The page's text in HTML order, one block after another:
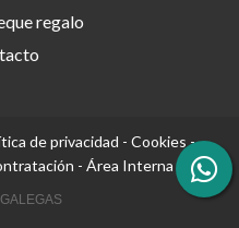
regalo
de privacidad - Cookies-
- Área Interna